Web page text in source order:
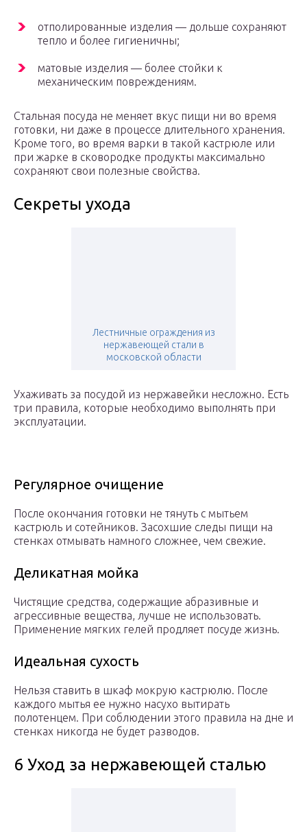
отполированные изделия — дольше сохраняют
тепло и более гигиеничны;
матовые изделия — более стойки к
механическим повреждениям.
Стальная посуда не меняет вкус пищи ни во время
готовки, ни даже в процессе длительного хранения.
Кроме того, во время варки в такой кастрюле или
при жарке в сковородке продукты максимально
сохраняют свои полезные свойства.
Секреты ухода
Лестничные ограждения из
нержавеющей стали в
московской области
Ухаживать за посудой из нержавейки несложно. Есть
три правила, которые необходимо выполнять при
эксплуатации.
Регулярное очищение
После окончания готовки не тянуть с мытьем
кастрюль и сотейников. Засохшие следы пищи на
стенках отмывать намного сложнее, чем свежие.
Деликатная мойка
Чистящие средства, содержащие абразивные и
агрессивные вещества, лучше не использовать.
Применение мягких гелей продляет посуде жизнь.
Идеальная сухость
Нельзя ставить в шкаф мокрую кастрюлю. После
каждого мытья ее нужно насухо вытирать
полотенцем. При соблюдении этого правила на дне и
стенках никогда не будет разводов.
6 Уход за нержавеющей сталью